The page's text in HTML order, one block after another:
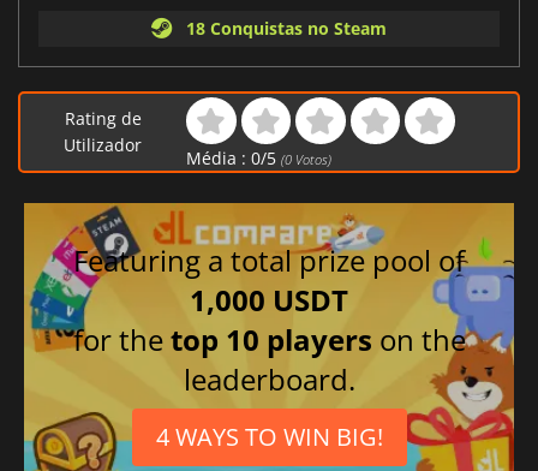
18 Conquistas no Steam
Rating de
Utilizador
Média : 0/5 (0Votos)
Featuring a total prize pool of
1,000 USDT
for thetop 10 players on the
leaderboard.
4 WAYS TO WIN BIG!